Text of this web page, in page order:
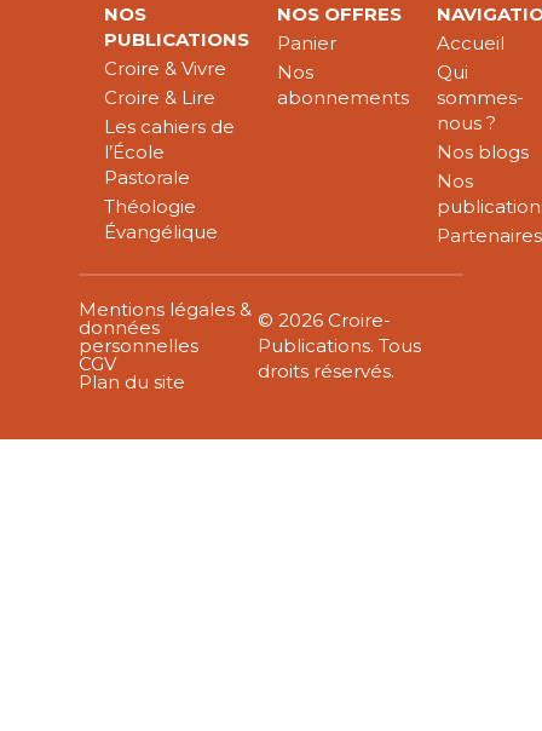
NOS
PUBLICATIONS
Croire & Vivre
Croire & Lire
Les cahiers de
l’École
Pastorale
Théologie
Évangélique
NOS OFFRES
Panier
Nos
abonnements
Accueil
Qui
sommes-
nous ?
Nos blogs
Nos
Partenaires
Mentions légales &
données
personnelles
CGV
Plan du site
© 2026 Croire-
Publications. Tous
droits réservés.